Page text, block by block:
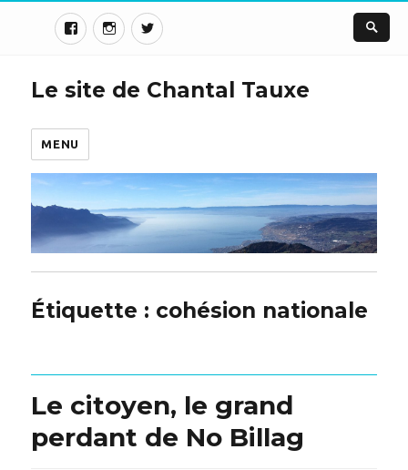
Le site de Chantal Tauxe
MENU
Étiquette : cohésion nationale
Le citoyen, le grand
perdant de No Billag